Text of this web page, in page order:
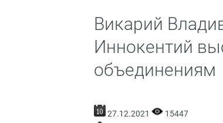
Викарий
Иннокентий
объединениям
27.12.2021
15447